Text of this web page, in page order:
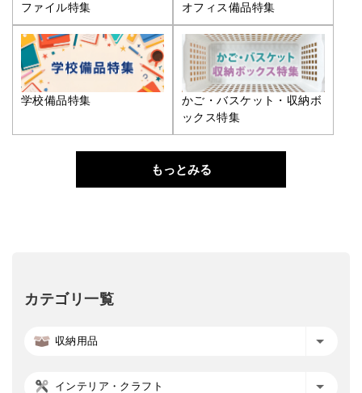
ファイル特集 オフィス備品特集
学校備品特集
かご・バスケット・収納ボ
ックス特集
もっとみる
カテゴリ一覧
収納用品
インテリア・クラフト